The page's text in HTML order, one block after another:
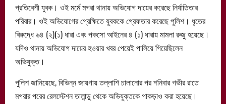
প্রতিবেশী যুবক। ওই মর্মে মগরা থানায় অভিযোগ দায়ের করেছে নির্যাতিতার
পরিবার। ওই অভিযোগের প্রেক্ষিতে যুবককে গ্রেফতার করেছে পুলিশ। ধৃতের
বিরুদ্ধে ৬৪ (২)(১) ধারা এবং পকসো আইনের ৪ (১) ধারায় মামলা রুজু হয়েছে।
যদিও থানায় অভিযোগ দায়ের হওয়ার খবর পেয়েই পালিয়ে গিয়েছিলেন
অভিযুক্ত।
পুলিশ জানিয়েছে, বিভিন্ন জায়গায় তল্লাশি চালানোর পর শনিবার গভীর রাতে
মগরার পরের রেলস্টেশন তালান্ডু থেকে অভিযুক্তকে পাকড়াও করা হয়েছে।